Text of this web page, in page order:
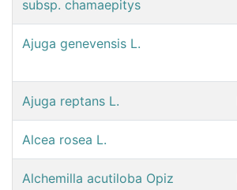
subsp. chamaepitys
Ajuga genevensis L.
Ajuga reptans L.
Alcea rosea L.
Alchemilla acutiloba Opiz